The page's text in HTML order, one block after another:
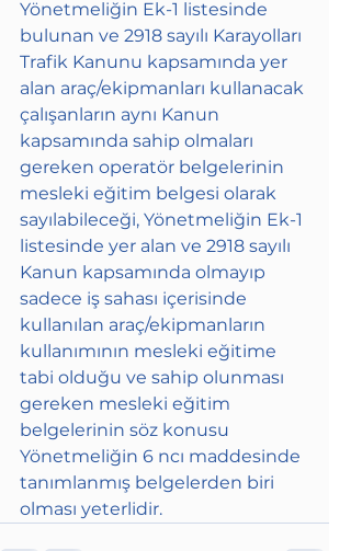
Yönetmeliğin Ek-1 listesinde
bulunan ve 2918 sayılı Karayolları
Trafik Kanunu kapsamında yer
alan araç/ekipmanları kullanacak
çalışanların aynı Kanun
kapsamında sahip olmaları
gereken operatör belgelerinin
mesleki eğitim belgesi olarak
sayılabileceği, Yönetmeliğin Ek-1
listesinde yer alan ve 2918 sayılı
Kanun kapsamında olmayıp
sadece iş sahası içerisinde
kullanılan araç/ekipmanların
kullanımının mesleki eğitime
tabi olduğu ve sahip olunması
gereken mesleki eğitim
belgelerinin söz konusu
Yönetmeliğin 6 ncı maddesinde
tanımlanmış belgelerden biri
olması yeterlidir.